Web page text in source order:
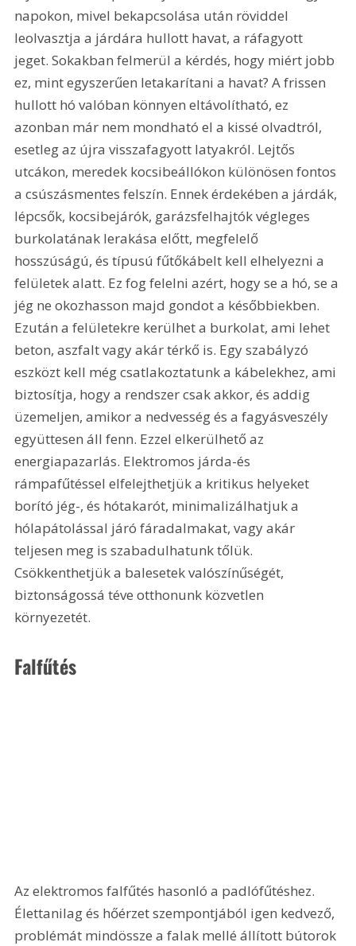
napokon, mivel bekapcsolása után röviddel
leolvasztja a járdára hullott havat, a ráfagyott
jeget. Sokakban felmerül a kérdés, hogy miért jobb
ez, mint egyszerűen letakarítani a havat? A frissen
hullott hó valóban könnyen eltávolítható, ez
azonban már nem mondható el a kissé olvadtról,
esetleg az újra visszafagyott latyakról. Lejtős
utcákon, meredek kocsibeállókon különösen fontos
a csúszásmentes felszín. Ennek érdekében a járdák,
lépcsők, kocsibejárók, garázsfelhajtók végleges
burkolatának lerakása előtt, megfelelő
hosszúságú, és típusú fűtőkábelt kell elhelyezni a
felületek alatt. Ez fog felelni azért, hogy se a hó, se a
jég ne okozhasson majd gondot a későbbiekben.
Ezután a felületekre kerülhet a burkolat, ami lehet
beton, aszfalt vagy akár térkő is. Egy szabályzó
eszközt kell még csatlakoztatunk a kábelekhez, ami
biztosítja, hogy a rendszer csak akkor, és addig
üzemeljen, amikor a nedvesség és a fagyásveszély
együttesen áll fenn. Ezzel elkerülhető az
energiapazarlás. Elektromos járda-és
rámpafűtéssel elfelejthetjük a kritikus helyeket
borító jég-, és hótakarót, minimalizálhatjuk a
hólapátolással járó fáradalmakat, vagy akár
teljesen meg is szabadulhatunk tőlük.
Csökkenthetjük a balesetek valószínűségét,
biztonságossá téve otthonunk közvetlen
környezetét.
Falfűtés
Az elektromos falfűtés hasonló a padlófűtéshez.
Élettanilag és hőérzet szempontjából igen kedvező,
problémát mindössze a falak mellé állított bútorok